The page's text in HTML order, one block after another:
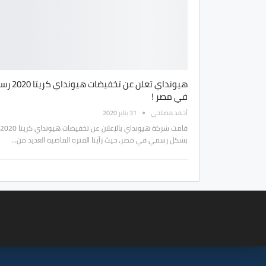
هيونداي تعلن عن
في مصر !
أحمد مصلحي 31 يناير 2020
قامت شركة هيونداي بالإعلان عن تخفيضات هيونداي كريتا 2020
بشكل رسمي في مصر، حيث رأينا الفتره الماضيه العديد من…